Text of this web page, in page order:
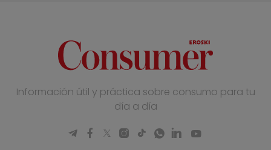
Información útil y práctica sobre consumo para tu
día a día